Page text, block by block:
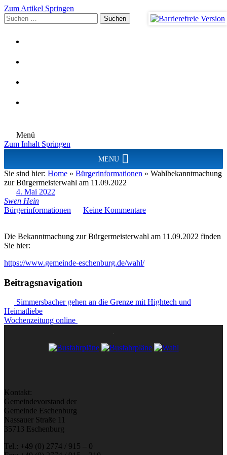
Zum Artikel Springen
Suchen
nach:
Menü
Zum Inhalt Springen
MENU
Sie sind hier: Home » Bürgerinformationen » Wahlbekanntmachung
zur Bürgermeisterwahl am 11.09.2022
4. Mai 2022
Swen Hein
Bürgerinformationen
Keine Kommentare
Die Bekanntmachung zur Bürgermeisterwahl am 11.09.2022 finden
Sie hier:
https://www.gemeinde-eschenburg.de/wahl/
Beitragsnavigation
Simmersbacher gehen an die Grenze mit Hightech und
Heimatliebe
Wochenzeitung online
Kontakt:
Gemeindevorstand der
Gemeinde Eschenburg
Nassauer Straße 11
35713 Eschenburg
Tel.: +49 (0) 2774 / 915 – 0